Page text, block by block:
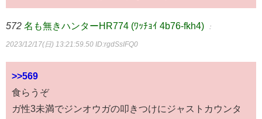
572 名も無きハンターHR774 (ﾜｯﾁｮｲ 4b76-fkh4) ：
2023/12/17(日) 13:21:59.50 ID:rgdSsIFQ0
>>569
食らうぞ
ガ性3未満でジンオウガの叩きつけにジャストカウンタ